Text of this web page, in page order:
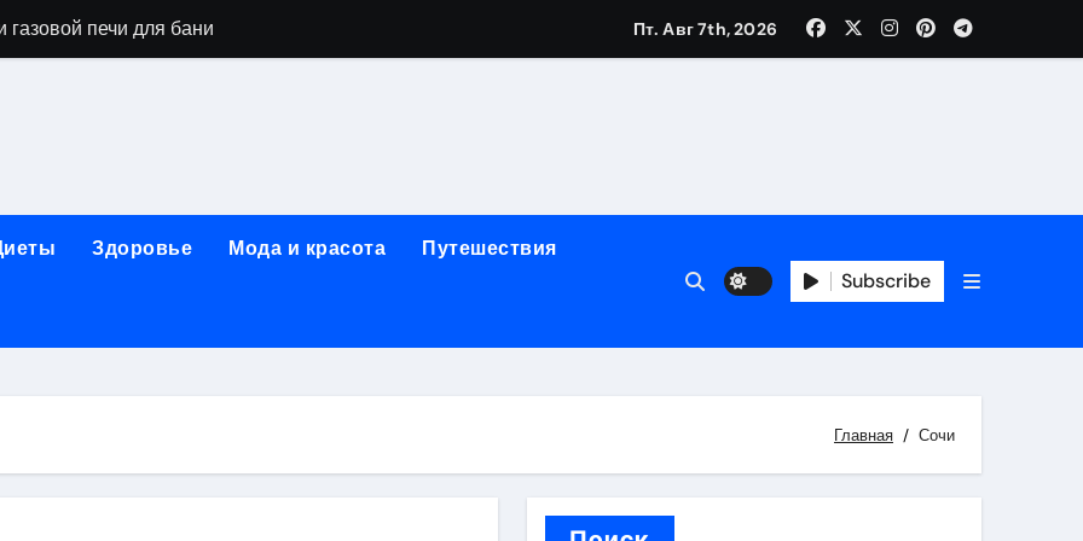
печи для бани
применения GPU-серверов
обучения и актуальные профессиональные ориентиры
реабилитации при алкогольной зависимости: персональный подход и лицензированные врачи
принципы, показания и этапы установки импланта за один день
Пт. Авг 7th, 2026
Здоровье Мода и красота Путешествия
Subscribe
Главная Сочи